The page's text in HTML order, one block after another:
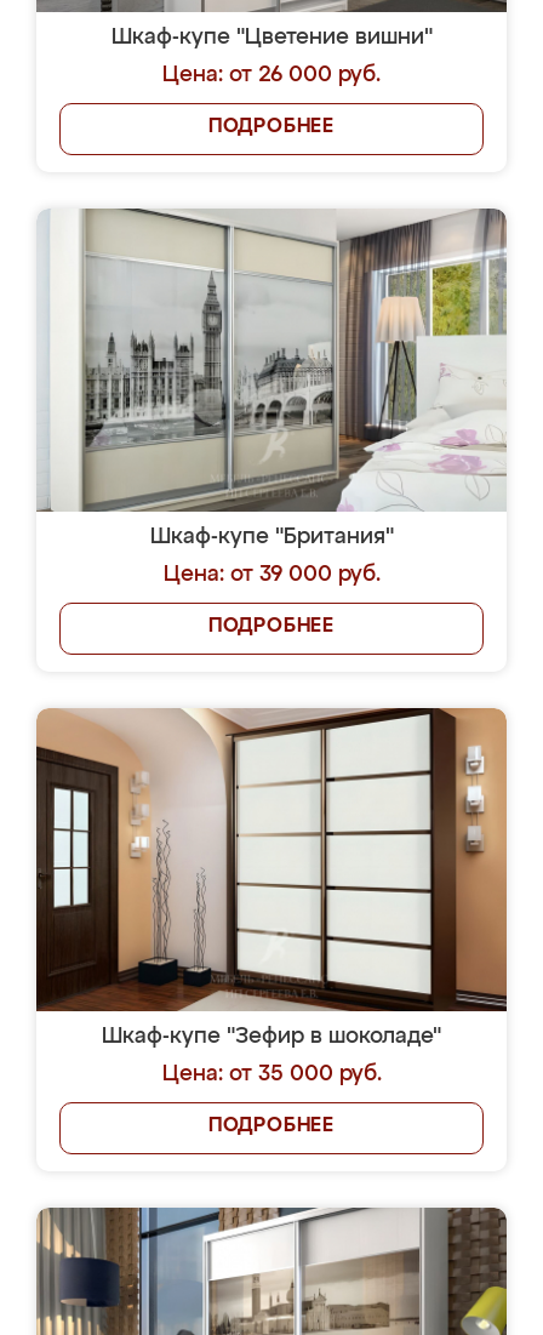
Шкаф-купе "Цветение вишни"
Цена: от 26 000 руб.
ПОДРОБНЕЕ
Шкаф-купе "Британия"
Цена: от 39 000 руб.
ПОДРОБНЕЕ
Шкаф-купе "Зефир в шоколаде"
Цена: от 35 000 руб.
ПОДРОБНЕЕ